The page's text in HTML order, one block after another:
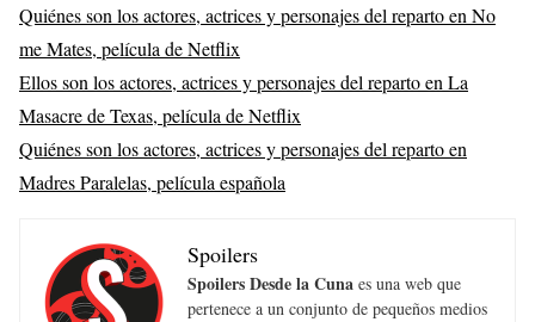
Quiénes son los actores, actrices y personajes del reparto en No
me Mates, película de Netflix
Ellos son los actores, actrices y personajes del reparto en La
Masacre de Texas, película de Netflix
Quiénes son los actores, actrices y personajes del reparto en
Madres Paralelas, película española
Spoilers
Spoilers Desde la Cuna es una web que
pertenece a un conjunto de pequeños medios